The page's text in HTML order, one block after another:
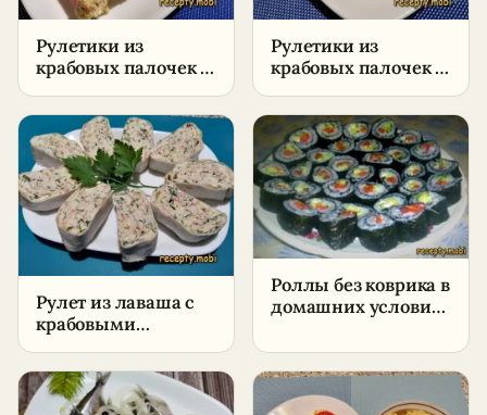
Рулетики из
крабовых палочек с
– пошаговый
рецепт
Рулетики из
крабовых палочек с
рецепт
Рулет из лаваша с
крабовыми
пошаговый рецепт
Роллы без коврика в
домашних условиях